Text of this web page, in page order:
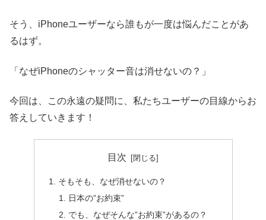
そう、iPhoneユーザーなら誰もが一度は悩んだことがあ
るはず。
「なぜiPhoneのシャッター音は消せないの？」
今回は、この永遠の疑問に、私たちユーザーの目線からお
答えしていきます！
目次
そもそも、なぜ消せないの？
日本の”お約束”
でも、なぜそんな”お約束”があるの？